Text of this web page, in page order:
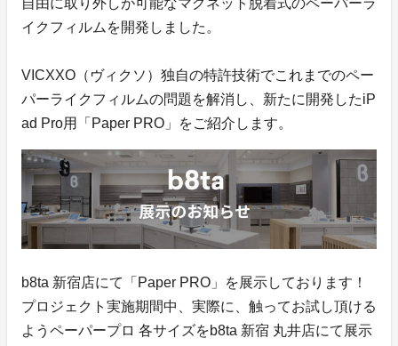
自由に取り外しが可能なマグネット脱着式のペーパーラ
イクフィルムを開発しました。
VICXXO（ヴィクソ）独自の特許技術でこれまでのペー
パーライクフィルムの問題を解消し、新たに開発したiP
ad Pro用「Paper PRO」をご紹介します。
b8ta 新宿店にて「Paper PRO」を展示しております！
プロジェクト実施期間中、実際に、触ってお試し頂ける
ようペーパープロ 各サイズをb8ta 新宿 丸井店にて展示